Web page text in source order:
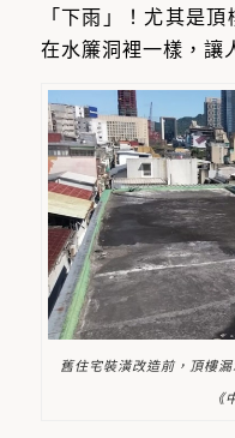
「下雨」！尤其是
在水簾洞裡一樣，讓
舊住宅裝潢改造前，頂樓
《